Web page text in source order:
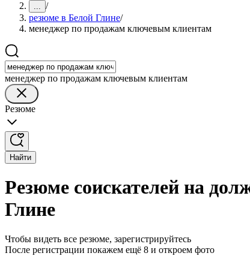
... /
резюме в Белой Глине/
менеджер по продажам ключевым клиентам
менеджер по продажам ключевым клиентам
Резюме
Найти
Резюме соискателей на
Глине
Чтобы видеть все резюме, зарегистрируйтесь
После регистрации покажем ещё 8 и откроем фото